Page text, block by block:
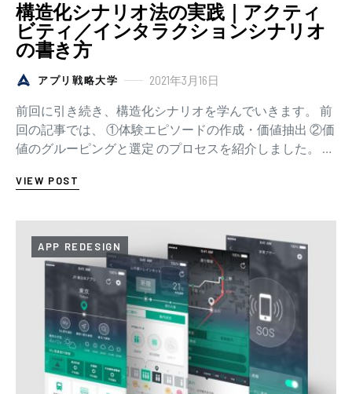
構造化シナリオ法の実践｜アクティ
ビティ／インタラクションシナリオ
の書き方
アプリ戦略大学 2021年3月16日
前回に引き続き、構造化シナリオを学んでいきます。 前
回の記事では、 ①体験エピソードの作成・価値抽出 ②価
値のグルーピングと選定 のプロセスを紹介しました。 今
VIEW POST
APP REDESIGN